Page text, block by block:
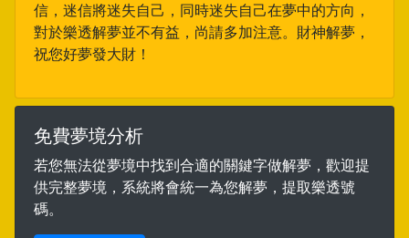
信，迷信將迷失自己，同時迷失自己在夢中的方向，
對於樂透解夢並不有益，尚請多加注意。財神解夢，
祝您好夢發大財！
免費夢境分析
若您無法從夢境中找到合適的關鍵字做解夢，歡迎提
供完整夢境，系統將會統一為您解夢，提取樂透號
碼。